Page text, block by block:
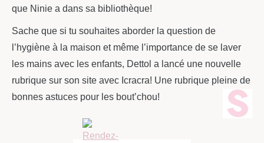
que Ninie a dans sa bibliothèque!
Sache que si tu souhaites aborder la question de
l’hygiène à la maison et même l’importance de se laver
les mains avec les enfants, Dettol a lancé une nouvelle
rubrique sur son site avec Icracra! Une rubrique pleine de
bonnes astuces pour les bout’chou!